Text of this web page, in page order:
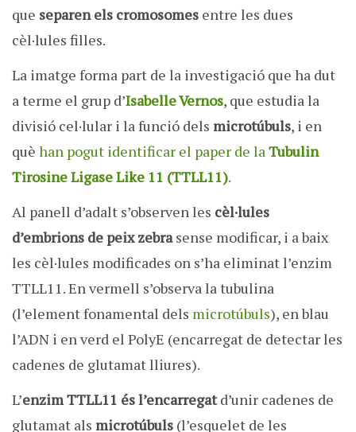
que separen els cromosomes entre les dues
cèl·lules filles.
La imatge forma part de la investigació que ha dut
a terme el grup d’Isabelle Vernos, que estudia la
divisió cel·lular i la funció dels microtúbuls, i en
què han pogut identificar el paper de laTubulin
Tirosine Ligase Like 11 (TTLL11).
Al panell d’adalt s’observen les cèl·lules
d’embrions de peix zebrasense modificar, i a baix
les cèl·lules modificades on s’ha eliminat l’enzim
TTLL11. En vermell s’observa la tubulina
(l’element fonamental dels microtúbuls), en blau
l’ADN i en verd el PolyE (encarregat de detectar les
cadenes de glutamat lliures).
L’enzim TTLL11 és l’encarregatd’unir cadenes de
glutamat als microtúbuls (l’esquelet de les